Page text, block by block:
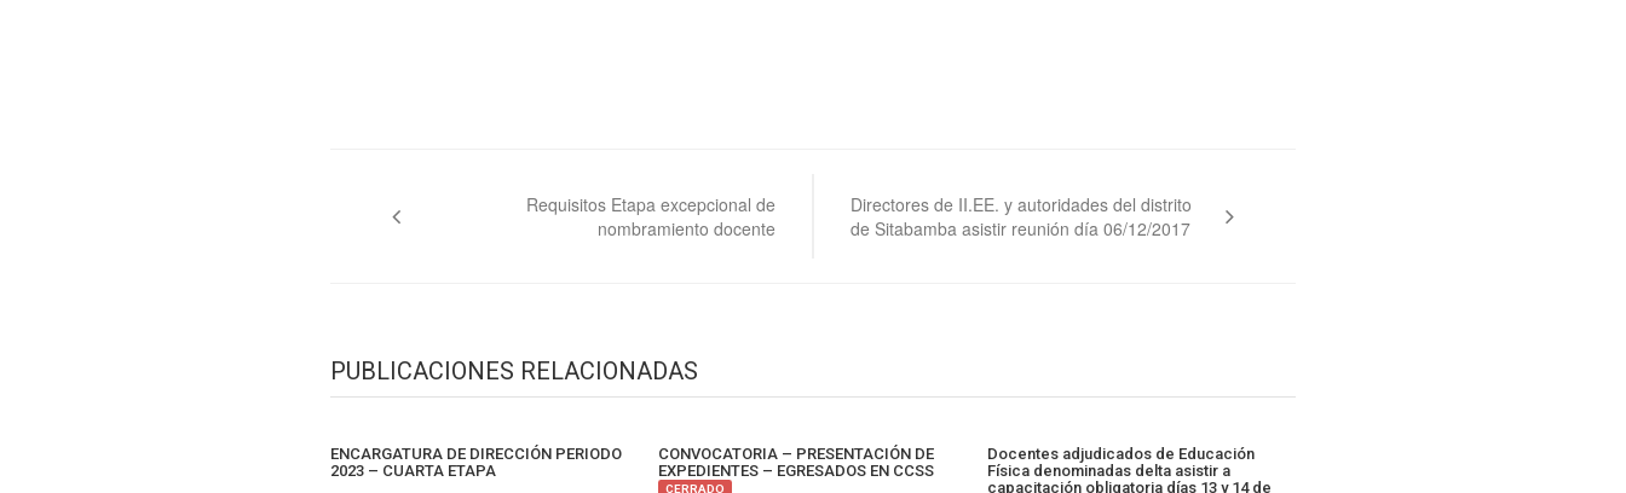
Requisitos Etapa excepcional de
nombramiento docente
Directores de II.EE. y autoridades del distrito
de Sitabamba asistir reunión día 06/12/2017
PUBLICACIONES RELACIONADAS
ENCARGATURA DE DIRECCIÓN PERIODO
2023 – CUARTA ETAPA
CONVOCATORIA – PRESENTACIÓN DE
EXPEDIENTES – EGRESADOS EN CCSS
CERRADO
Docentes adjudicados de Educación
Física denominadas delta asistir a
capacitación obligatoria días 13 y 14 de